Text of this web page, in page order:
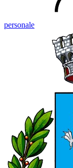
personale